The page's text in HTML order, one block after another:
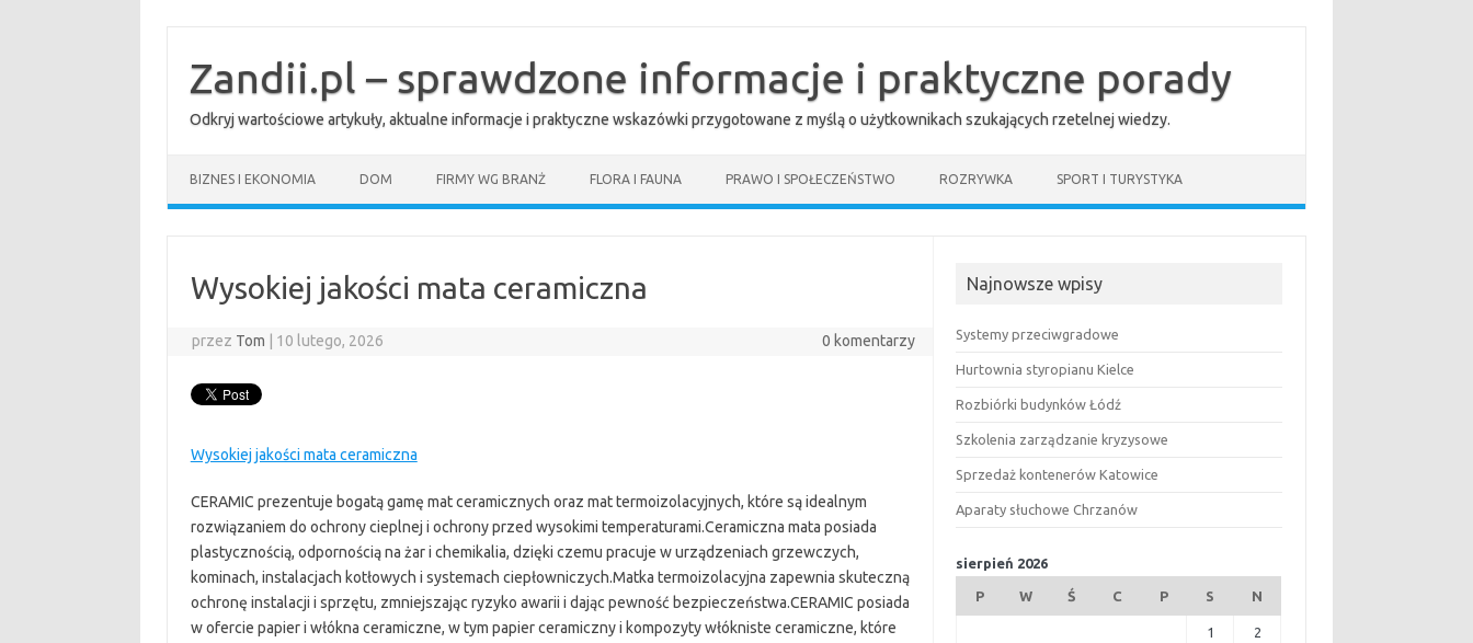
treściZandii.pl – sprawdzone informacje i praktyczne porady
Odkryj wartościowe artykuły, aktualne informacje i praktyczne wskazówki przygotowane z myślą o użytkownikach szukających rzetelnej wiedzy.
BIZNES I EKONOMIA DOM FIRMY WG BRANŻ FLORA I FAUNA PRAWO I SPOŁECZEŃSTWO ROZRYWKA SPORT I TURYSTYKA
Wysokiej jakości mata ceramiczna
przez Tom 10 lutego, 2026 0 komentarzy
Wysokiej jakości mata ceramiczna
CERAMIC prezentuje bogatą gamę mat ceramicznych oraz mat termoizolacyjnych, które są idealnym
rozwiązaniem do ochrony cieplnej i ochrony przed wysokimi temperaturami.Ceramiczna mata posiada
plastycznością, odpornością na żar i chemikalia, dzięki czemu pracuje w urządzeniach grzewczych,
kominach, instalacjach kotłowych i systemach ciepłowniczych.Matka termoizolacyjna zapewnia skuteczną
ochronę instalacji i sprzętu, zmniejszając ryzyko awarii i dając pewność bezpieczeństwa.CERAMIC posiada
w ofercie papier i włókna ceramiczne, w tym papier ceramiczny i kompozyty włókniste ceramiczne, które
Najnowsze wpisy
Systemy przeciwgradowe
Hurtownia styropianu Kielce
Rozbiórki budynków Łódź
Szkolenia zarządzanie kryzysowe
Sprzedaż kontenerów Katowice
Aparaty słuchowe Chrzanów
sierpień 2026
P W Ś C P S N
1 2